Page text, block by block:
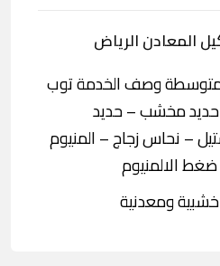
المعادن الرياض
وصف الخدمة توب
حديد مخشب – حديد
– نحاس زجاج – المنيوم
الالمنيوم
ومعدنية